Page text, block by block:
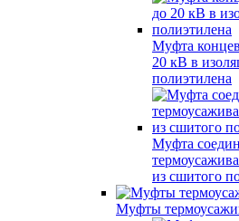
Муфта
20 кВ в
полиэтилена
Муфта
из сшитого
Муфты